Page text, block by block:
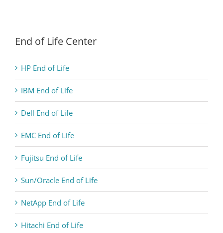
End of Life Center
HP End of Life
IBM End of Life
Dell End of Life
EMC End of Life
Fujitsu End of Life
Sun/Oracle End of Life
NetApp End of Life
Hitachi End of Life